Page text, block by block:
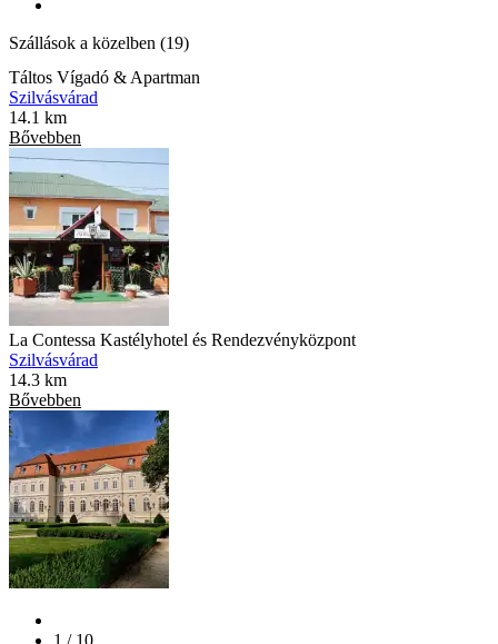
Szállások a közelben (19)
Táltos Vígadó & Apartman
Szilvásvárad
14.1 km
Bővebben
La Contessa Kastélyhotel és Rendezvényközpont
Szilvásvárad
14.3 km
Bővebben
1 / 10